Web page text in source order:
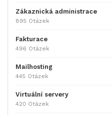
Zákaznická administrace
895 Otázek
Fakturace
496 Otázek
Mailhosting
445 Otázek
Virtuální servery
420 Otázek